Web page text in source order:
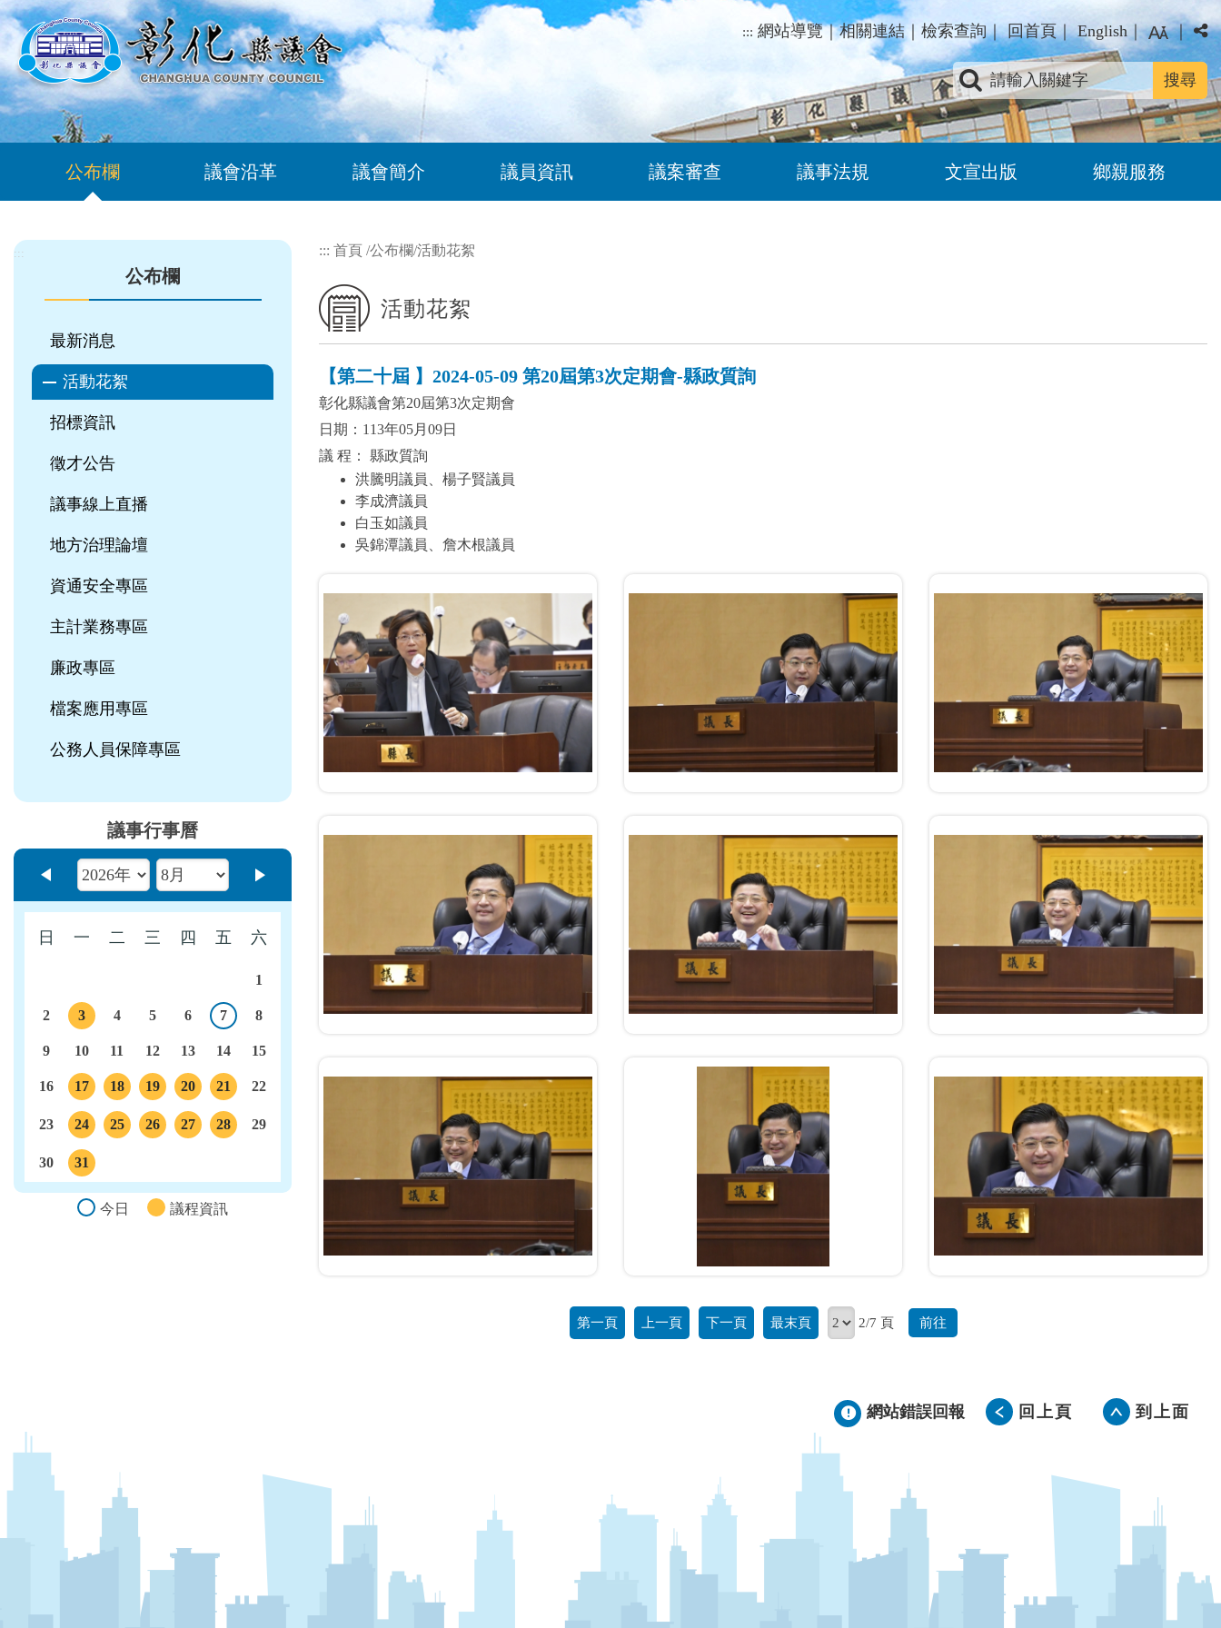
跳到主要內容區塊
::: 網站導覽｜相關連結 ｜ 檢索查詢｜回首頁｜English ｜ ｜
關鍵字查詢
公布欄 議會沿革 議會簡介 議員資訊 議案審查 議事法規 文宣出版 鄉親服務
:::
公布欄
最新消息
活動花絮
招標資訊
徵才公告
議事線上直播
地方治理論壇
資通安全專區
主計業務專區
廉政專區
檔案應用專區
公務人員保障專區
議事行事曆
上個月
日 一 二 三 四 五 六
1
2
3
4 5 6
7
8
9 10 11 12 13 14 15
16
17
議程
18
議程
19
議程
20
議程
21
議程
22
23
24
議程
25
26
27
28
29
30
31
今日
議程資訊
::: 首頁 /公布欄/活動花絮
活動花絮
【第二十屆 】2024-05-09 第20屆第3次定期會-縣政質詢
彰化縣議會第20屆第3次定期會
日期：113年05月09日
議 程： 縣政質詢
洪騰明議員、楊子賢議員
李成濟議員
白玉如議員
吳錦潭議員、詹木根議員
第一頁 上一頁 下一頁 最末頁 2/7 頁 前往
網站錯誤回報 回上頁 到上面